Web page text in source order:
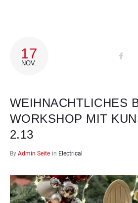
17
NOV.
WEIHNACHTLICHES
WORKSHOP MIT
2.13
By Admin Seite in Electrical